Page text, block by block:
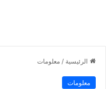
الرئيسية / معلومات
معلومات